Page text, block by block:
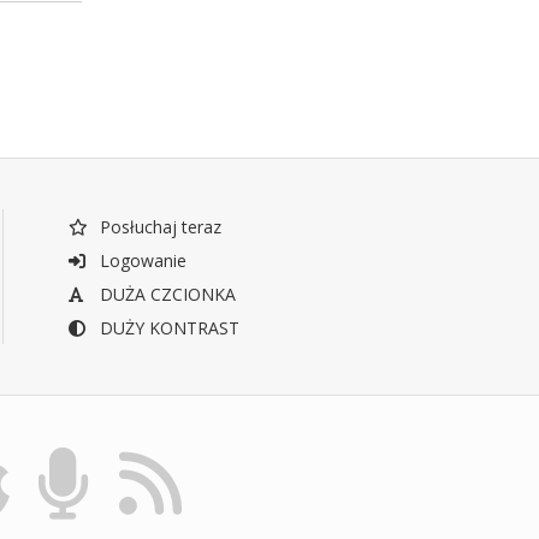
Posłuchaj teraz
Logowanie
DUŻA CZCIONKA
DUŻY KONTRAST